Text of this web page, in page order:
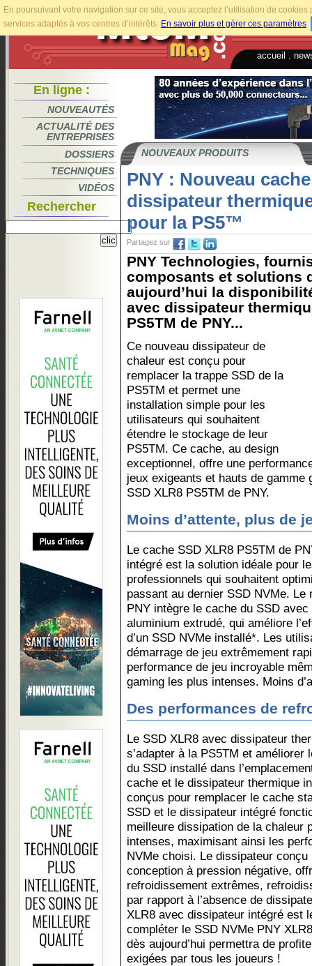
En poursuivant votre navigation sur ce site, vous acceptez l’utilisation de
services adaptés à vos centres d’intérêts. En savoir plus et gérer ces paramètres.
accueil
En ligne :
NOUVEAUTÉS
ACTUALITÉ DES
ENTREPRISES
DOSSIERS
TECHNIQUES
VIDÉOS
Rechercher
NOUVEAUX PRODUITS
PNY : Nouveau
dissipateur
pour la PS5™
Partagez sur
PNY Technologies,
composants et solutions
aujourd’hui la
avec dissipateur
PS5TM de PNY...
Ce nouveau dissipateur de
chaleur est conçu pour
remplacer la trappe SSD de la
PS5TM et permet une
installation simple pour les
utilisateurs qui souhaitent
étendre le stockage de leur
PS5TM. Ce cache, au design
exceptionnel, offre une
jeux exigeants et hauts de gamme
SSD XLR8 PS5TM de PNY.
Moins d’attente, plus de
Le cache SSD XLR8 PS5TM de
intégré est la solution idéale pour
professionnels qui souhaitent
passant au dernier SSD NVMe.
PNY intègre le cache du SSD
aluminium extrudé, qui améliore
d’un SSD NVMe installé*. Les
démarrage de jeu extrêmement
performance de jeu incroyable
gaming les plus intenses. Moins
Des performances de
Le SSD XLR8 avec dissipateur
s’adapter à la PS5TM et
du SSD installé dans
cache et le dissipateur thermique
conçus pour remplacer le cache
SSD et le dissipateur intégré
meilleure dissipation de la chaleur
intenses, maximisant ainsi les
NVMe choisi. Le dissipateur
conception à pression négative,
refroidissement extrêmes,
par rapport à l’absence de
XLR8 avec dissipateur intégré est
compléter le SSD NVMe PNY
dès aujourd’hui permettra de
exigées par tous les joueurs !